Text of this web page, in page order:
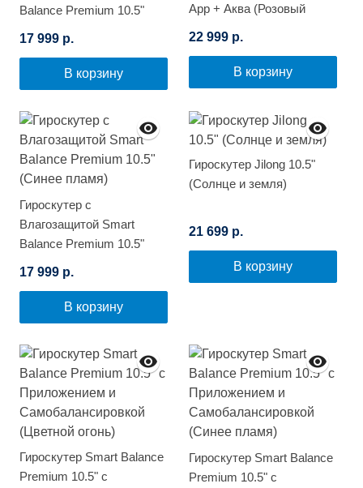
Balance Premium 10.5"
17 999 р.
В корзину
App + Аква (Розовый
22 999 р.
В корзину
Гироскутер с
Влагозащитой Smart
Balance Premium 10.5"
17 999 р.
В корзину
Гироскутер Jilong 10.5"
(Солнце и земля)
21 699 р.
В корзину
Гироскутер Smart Balance
Premium 10.5" с
Гироскутер Smart Balance
Premium 10.5" с